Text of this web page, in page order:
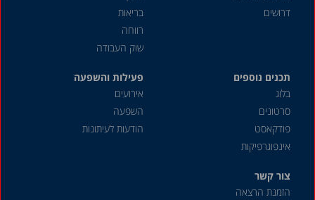
דרושים
בריאות
רווחה
שוק העבודה
תכנים נוספים
בלוג
סרטונים
פודקאסט
אינפוגרפיקות
פעילות והשפעה
אירועים
השפעה
הודעות לעיתונות
צור קשר
הזמנת הרצאה